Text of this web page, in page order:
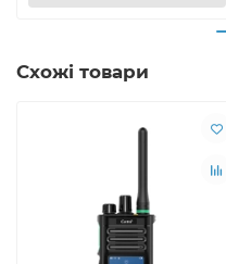
Схожі товари